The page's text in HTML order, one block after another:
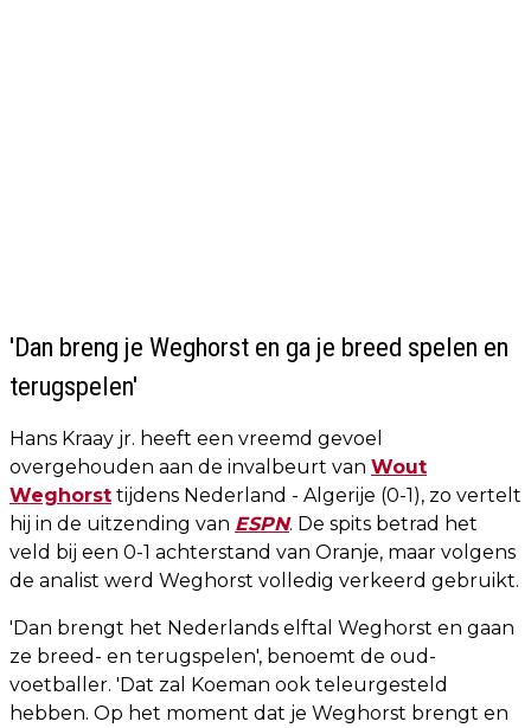
'Dan breng je Weghorst en ga je breed spelen en
terugspelen'
Hans Kraay jr. heeft een vreemd gevoel
overgehouden aan de invalbeurt van Wout
Weghorst tijdens Nederland - Algerije (0-1), zo vertelt
hij in de uitzending van ESPN. De spits betrad het
veld bij een 0-1 achterstand van Oranje, maar volgens
de analist werd Weghorst volledig verkeerd gebruikt.
'Dan brengt het Nederlands elftal Weghorst en gaan
ze breed- en terugspelen', benoemt de oud-
voetballer. 'Dat zal Koeman ook teleurgesteld
hebben. Op het moment dat je Weghorst brengt en